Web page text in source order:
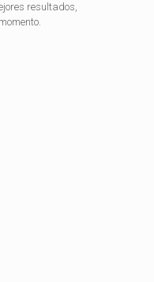
resultados,